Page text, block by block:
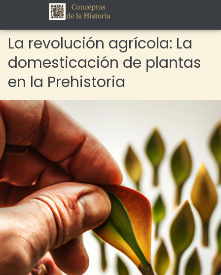
La revolución agrícola: La
domesticación de plantas
en la Prehistoria